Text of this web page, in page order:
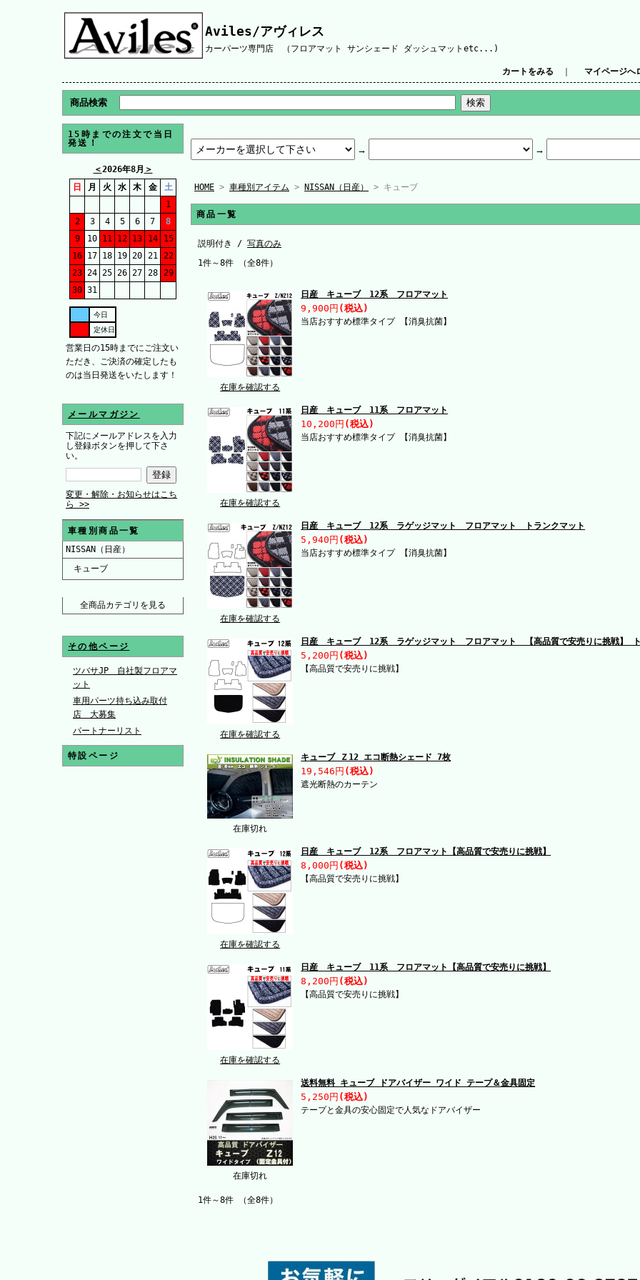
Aviles/アヴィレス
カーパーツ専門店 （フロアマット サンシェード ダッシュマットetc...)
カートをみる マイページへ
商品検索
15時までの注文で当日
発送！
＜2026年8月 ＞
日
月 火 水 木 金
土
1
2
3 4 5 6 7
8
9
10 11 12 13 14
15
16 17 18 19 20 21
22
23 24 25 26 27 28
29
30 31
今日
定休日
営業日の15時までにご注文い
ただき、ご決済の確定したも
のは当日発送をいたします！
メールマガジン
下記にメールアドレスを入力
し登録ボタンを押して下さ
い。
変更・解除・お知らせはこち
ら >>
車種別商品一覧
NISSAN（日産）
キューブ
全商品カテゴリを見る
その他ページ
ツバサJP 自社製フロアマ
ット
車用パーツ持ち込み取付
店 大募集
パートナーリスト
特設ページ
HOME > 車種別アイテム > NISSAN（日産） > キューブ
商品一覧
説明付き / 写真のみ
1件～8件 （全8件）
在庫を確認する
日産 キューブ 12系 フロアマット
9,900円 (税込)
当店おすすめ標準タイプ 【消臭抗菌】
在庫を確認する
日産 キューブ 11系 フロアマット
10,200円 (税込)
当店おすすめ標準タイプ 【消臭抗菌】
在庫を確認する
日産 キューブ 12系 ラゲッジマット フロアマット トランクマット
5,940円 (税込)
当店おすすめ標準タイプ 【消臭抗菌】
在庫を確認する
日産 キューブ 12系 ラゲッジマット フロアマット 【高品質で安売りに挑戦】 ト
5,200円 (税込)
【高品質で安売りに挑戦】
在庫切れ
キューブ Ｚ12 エコ断熱シェード 7枚
19,546円 (税込)
遮光断熱のカーテン
在庫を確認する
日産 キューブ 12系 フロアマット【高品質で安売りに挑戦】
8,000円 (税込)
【高品質で安売りに挑戦】
在庫を確認する
日産 キューブ 11系 フロアマット【高品質で安売りに挑戦】
8,200円 (税込)
【高品質で安売りに挑戦】
在庫切れ
送料無料 キューブ ドアバイザー ワイド テープ＆金具固定
5,250円 (税込)
テープと金具の安心固定で人気なドアバイザー
1件～8件 （全8件）